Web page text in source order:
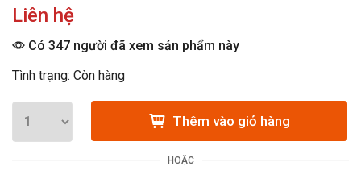
Liên hệ
Có 347 người đã xem sản phẩm này
Tình trạng: Còn hàng
Thêm vào giỏ hàng
HOẶC